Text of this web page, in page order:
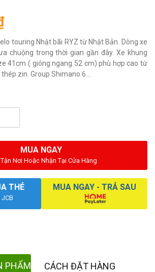
touring Nhật bãi RYZ từ Nhật Bản. Dòng xe
chuộng trong thời gian gần đây. Xe khung
41cm ( gióng ngang 52 cm) phù hợp cao từ
zin. Group Shimano 6...
MUA NGAY
Nơi Hoặc Nhận Tại Cửa Hàng
THẺ MUA NGAY - TRẢ SAU
PHẨM CÁCH ĐẶT HÀNG